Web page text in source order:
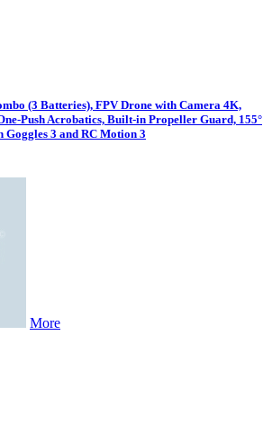
(3 Batteries), FPV Drone with Camera 4K,
Push Acrobatics, Built-in Propeller Guard, 155°
Goggles 3 and RC Motion 3
More